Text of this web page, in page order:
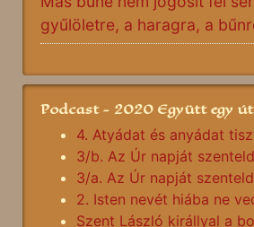
gyűlöletre, a haragra, a
Podcast - 2020 Együtt egy
4. Atyádat és anyádat
3/b. Az Úr napját
3/a. Az Úr napját
2. Isten nevét hiába ne
Szent László királlyal a